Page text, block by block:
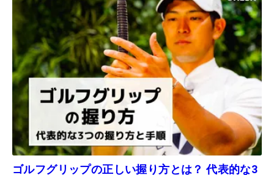
特に代表的なパターグリップ5種類の握り方を紹介します。
ゴルフグリップの正しい握り方とは？ 代表的な3